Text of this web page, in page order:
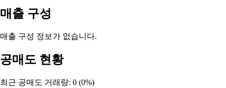
매출 구성
매출 구성 정보가 없습니다.
공매도 현황
최근 공매도 거래량: 0 (0%)